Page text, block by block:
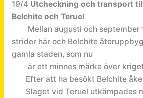
19/4 Utcheckning och transport
Belchite och Teruel
Mellan augusti och september
strider här och Belchite
gamla staden, som nu
är ett minnes märke över kriget
Efter att ha besökt Belchite
Slaget vid Teruel utkämpades